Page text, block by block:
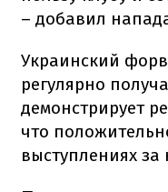
– добавил
Украинский
регулярно
демонстрирует
что
выступлениях